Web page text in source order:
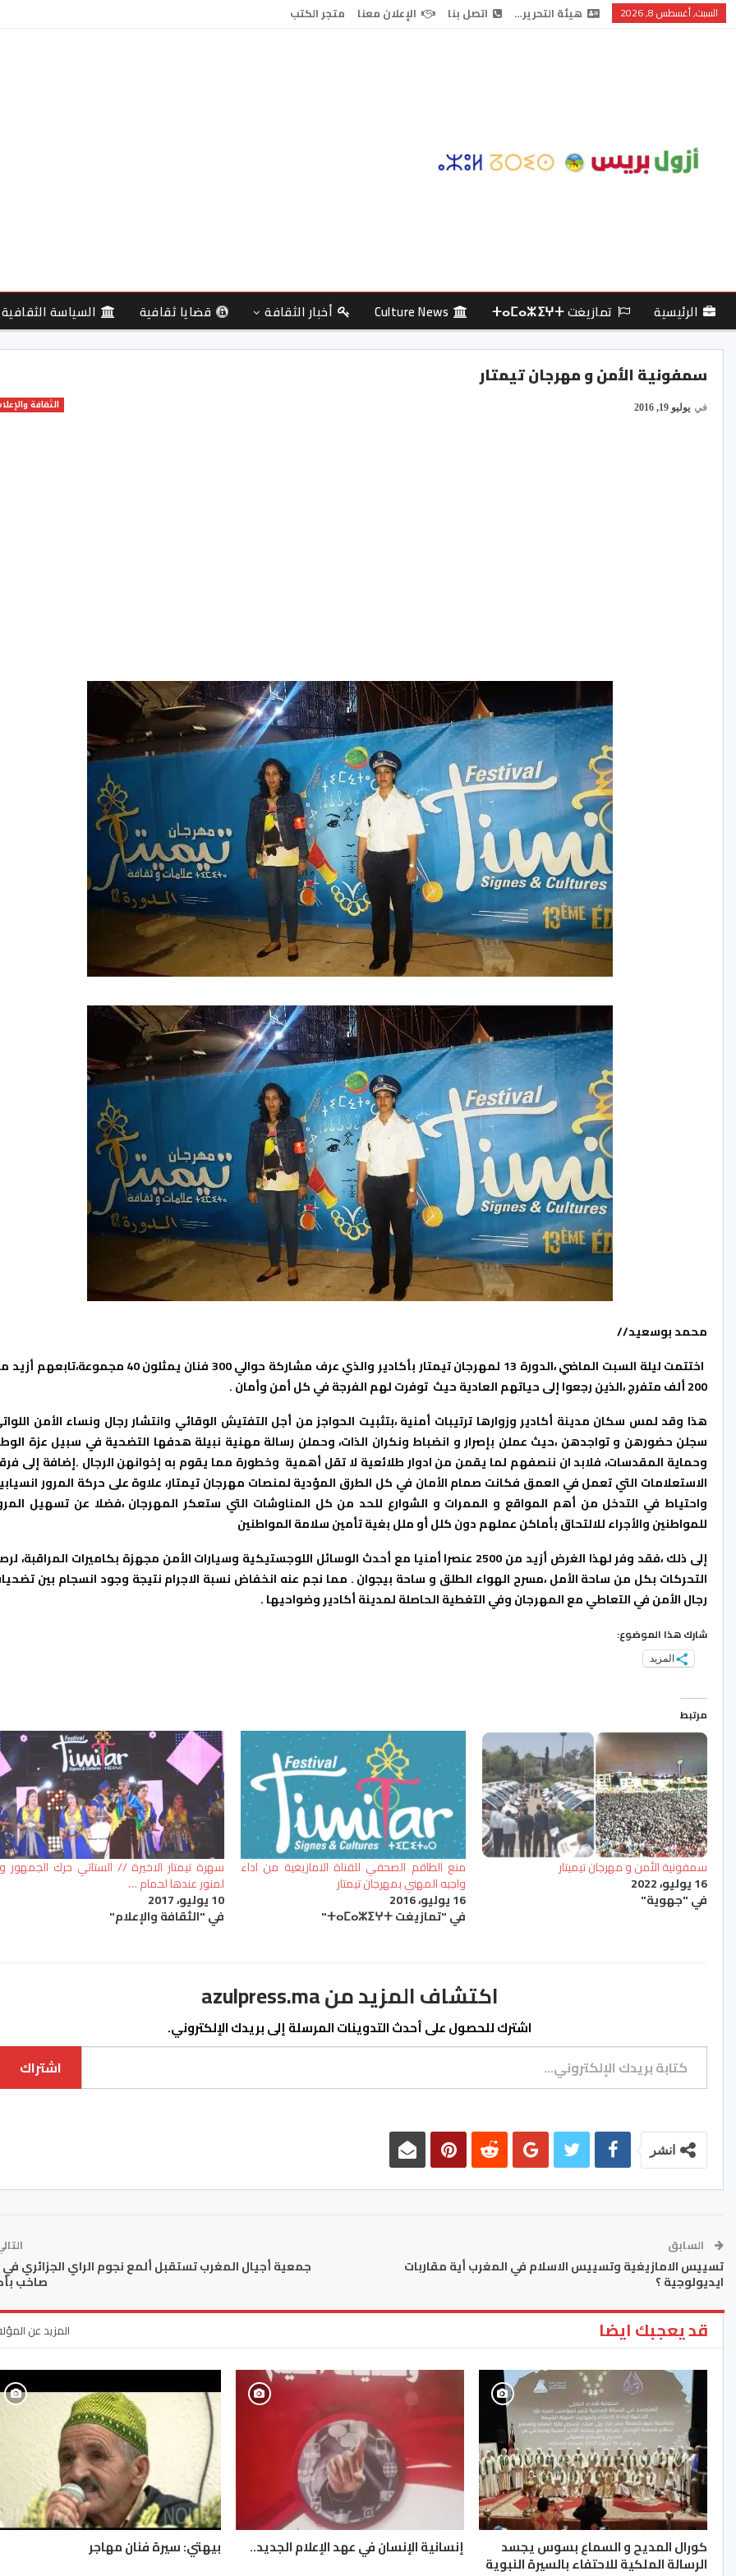
السبت, أغسطس 8, 2026 هيئة التحرير… اتصل بنا الإعلان معنا متجر الكتب
الرئيسية تمازيغت ⵜⴰⵎⴰⵣⵉⵖⵜ Culture News أخبار الثقافة قضايا ثقافية السياسة الثقافية
سمفونية الأمن و مهرجان تيمتار
الثقافة في يوليو 19, 2016
محمد بوسعيد//
اختتمت ليلة السبت الماضي ،الدورة 13 لمهرجان تيمتار بأكادير والذي عرف مشاركة حوالي 300 فنان يمثلون 40
200 ألف متفرج ،الذين رجعوا إلى حياتهم العادية حيث توفرت لهم الفرجة في كل أمن وأمان .
هذا وقد لمس سكان مدينة أكادير وزوارها ترتيبات أمنية ،بتثبيت الحواجز من أجل التفتيش الوقائي وانتشار رجال ونساء الأمن
سجلن حضورهن و تواجدهن ،حيث عملن بإصرار و انضباط ونكران الذات،وحملن رسالة مهنية نبيلة هدفها التضحية في سبيل عزة
وحماية المقدسات، فلابد ان ننصفهم لما يقمن من ادوار طلائعية لا تقل أهمية وخطورة مما يقوم به إخوانهن الرجال .إضافة إلى
الاستعلامات التي تعمل في العمق فكانت صمام الأمان في كل الطرق المؤدية لمنصات مهرجان تيمتار،علاوة على حركة المرور
واحتياط في التدخل من أهم المواقع و الممرات و الشوارع للحد من كل المناوشات التي ستعكر المهرجان ،فضلا عن تسهيل
للمواطنين والأجراء للالتحاق بأماكن عملهم دون كلل أو ملل بغية تأمين سلامة المواطنين
إلى ذلك ،فقد وفر لهذا الغرض أزيد من 2500 عنصرا أمنيا مع أحدث الوسائل اللوجستيكية وسيارات الأمن مجهزة بكاميرات المراقبة،
التحركات بكل من ساحة الأمل ،مسرح الهواء الطلق و ساحة بيجوان . مما نجم عنه انخفاض نسبة الاجرام نتيجة وجود انسجام بين
رجال الأمن في التعاطي مع المهرجان وفي التغطية الحاصلة لمدينة أكادير وضواحيها .
شارك هذا الموضوع:
المزيد
مرتبط
سمفونية الأمن و مهرجان تيميتار
16 يوليو، 2022
في "جهوية"
منع الطاقم الصحفي للقناة الامازيغية من اداء
واجبه المهني بمهرجان تيمتار
16 يوليو، 2016
في "تمازيغت ⵜⴰⵎⴰⵣⵉⵖⵜ"
سهرة تيمتار الاخيرة // الستاتي حرك الجمهور و
لمنور عندها لحمام …
10 يوليو، 2017
في "الثقافة والإعلام"
اكتشاف المزيد من azulpress.ma
اشترك للحصول على أحدث التدوينات المرسلة إلى بريدك الإلكتروني.
كتابة بريدك الإلكتروني...
اشتراك
انشر
السابق
تسييس الامازيغية وتسييس الاسلام في المغرب أية مقاربات
ايديولوجية ؟
جمعية أجيال المغرب تستقبل ألمع نجوم الراي الجزائري
صاخب
قد يعجبك ايضا المزيد عن
كورال المديح و السماع بسوس يجسد
الرسالة الملكية للاحتفاء بالسيرة النبوية
إنسانية الإنسان في عهد الإعلام الجديد.. بيهتي: سيرة فنان مهاجر